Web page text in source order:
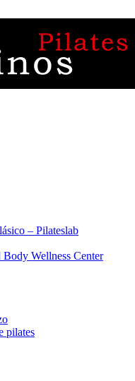
– Pilateslab
Wellness Center
pilates